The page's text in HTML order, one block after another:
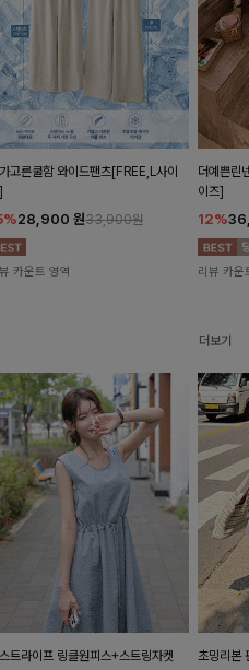
고른쿨함 와이드팬츠[FREE,L사이
28,900 원33,900원
카운트 영역
더예쁜린
이즈]
12%
리뷰 카운
더보기
트라이프 링클원피스+스트링자켓
초밍리본